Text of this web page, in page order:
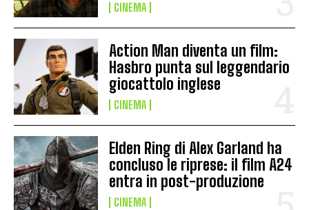
CINEMA
Action Man diventa un film:
Hasbro punta sul leggendario
giocattolo inglese
CINEMA
Elden Ring di Alex Garland ha
concluso le riprese: il film A24
entra in post-produzione
CINEMA